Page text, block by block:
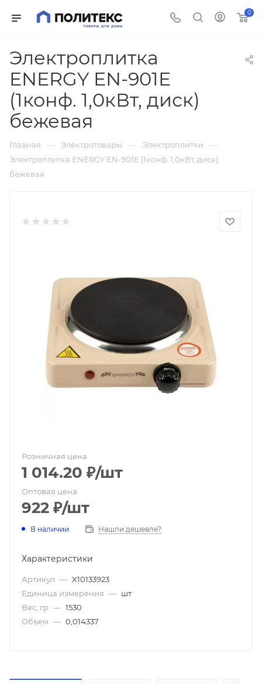
0
Электроплитка
ENERGY EN-901E
(1конф. 1,0кВт, диск)
бежевая
Главная — Электротовары — Электроплитки —
Электроплитка ENERGY EN-901E (1конф. 1,0кВт, диск)
бежевая
Розничная цена
1 014.20 ₽/шт
Оптовая цена
922 ₽/шт
В наличии Нашли дешевле?
Характеристики
Артикул — X10133923
Единица измерения — шт
Вес, гр — 1530
Объем — 0,014337